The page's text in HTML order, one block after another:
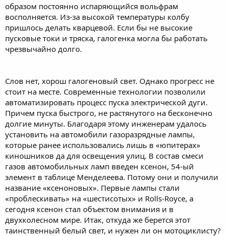
образом постоянно испаряющийся вольфрам
восполняется. Из-за высокой температуры колбу
пришлось делать кварцевой. Если бы не высокие
пусковые токи и тряска, галогенка могла бы работать
чрезвычайно долго.
Слов нет, хорош галогеновый свет. Однако прогресс не
стоит на месте. Современные технологии позволили
автоматизировать процесс пуска электрической дуги.
Причем пуска быстрого, не растянутого на бесконечно
долгие минуты. Благодаря этому инженерам удалось
установить на автомобили газоразрядные лампы,
которые ранее использовались лишь в «юпитерах»
киношников да для освещения улиц. В состав смеси
газов автомобильных ламп введен ксенон, 54-ый
элемент в таблице Менделеева. Потому они и получили
название «ксеноновых». Первые лампы стали
«проблескивать» на «шестисотых» и Rolls-Royce, а
сегодня ксенон стал объектом внимания и в
двухколесном мире. Итак, откуда же берется этот
таинственный белый свет, и нужен ли он мотоциклисту?